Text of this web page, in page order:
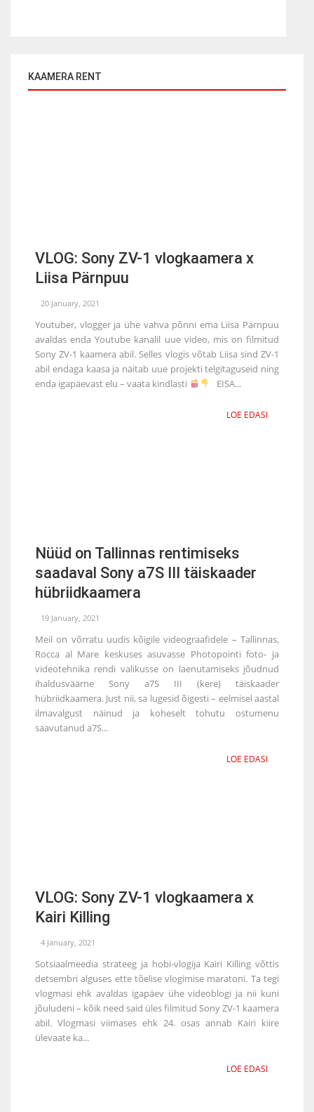
KAAMERA RENT
VLOG: Sony ZV-1 vlogkaamera x
Liisa Pärnpuu
20 January, 2021
Youtuber, vlogger ja ühe vahva põnni ema Liisa Pärnpuu
avaldas enda Youtube kanalil uue video, mis on filmitud
Sony ZV-1 kaamera abil. Selles vlogis võtab Liisa sind ZV-1
abil endaga kaasa ja näitab uue projekti telgitaguseid ning
enda igapäevast elu – vaata kindlasti
EISA...
LOE EDASI
Nüüd on Tallinnas rentimiseks
saadaval Sony a7S III täiskaader
hübriidkaamera
19 January, 2021
Meil on võrratu uudis kõigile videograafidele – Tallinnas,
Rocca al Mare keskuses asuvasse Photopointi foto- ja
videotehnika rendi valikusse on laenutamiseks jõudnud
ihaldusväärne Sony a7S III (kere) täiskaader
hübriidkaamera. Just nii, sa lugesid õigesti – eelmisel aastal
ilmavalgust näinud ja koheselt tohutu ostumenu
saavutanud a7S...
LOE EDASI
VLOG: Sony ZV-1 vlogkaamera x
Kairi Killing
4 January, 2021
Sotsiaalmeedia strateeg ja hobi-vlogija Kairi Killing võttis
detsembri alguses ette tõelise vlogimise maratoni. Ta tegi
vlogmasi ehk avaldas igapäev ühe videoblogi ja nii kuni
jõuludeni – kõik need said üles filmitud Sony ZV-1 kaamera
abil. Vlogmasi viimases ehk 24. osas annab Kairi kiire
ülevaate ka...
LOE EDASI